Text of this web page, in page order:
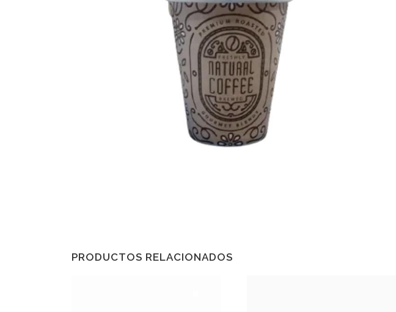
PRODUCTOS RELACIONADOS